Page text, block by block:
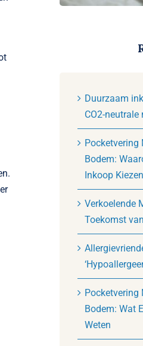
Duurzaam
CO2-
Pocketvering
Bodem:
Inkoop Kiezen
Verkoelende
Toekomst
Pocketvering
Bodem: Wat
Weten